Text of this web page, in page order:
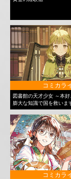
コミカラ
図書館の天才少女 ～本
膨大な知識で国を救いま
コミカラ